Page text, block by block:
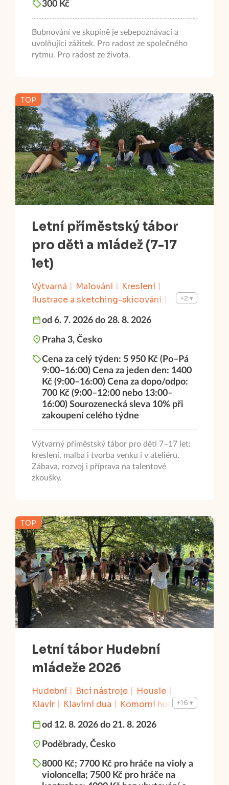
300 Kč
Bubnování ve skupině je sebepoznávací a
uvolňující zážitek. Pro radost ze společného
rytmu. Pro radost ze života.
TOP
Letní příměstský tábor
pro děti a mládež (7-17
let)
Výtvarná Malování
Kreslení
Ilustrace a sketching-skicování
Příprava na výtvarné talentové zkoušky
od 7 let do 17 let
+2
od 6. 7. 2026 do 28. 8. 2026
Praha 3, Česko
Cena za celý týden: 5 950 Kč (Po–Pá
9:00–16:00) Cena za jeden den: 1400
Kč (9:00–16:00) Cena za dopo/odpo:
700 Kč (9:00–12:00 nebo 13:00–
16:00) Sourozenecká sleva 10% při
zakoupení celého týdne
Výtvarný příměstský tábor pro děti 7–17 let:
kreslení, malba i tvorba venku i v ateliéru.
Zábava, rozvoj i příprava na talentové
zkoušky.
TOP
Letní tábor Hudební
mládeže 2026
Hudební Bicí nástroje
Housle
Klavír
Klavírní dua
Komorní hudba
Kontrabas
Sbory
Skladatelská
Viola
Violoncello Zpěv
Taneční
Výtvarná
Malování
Multimediální
Fotografie
Literárně dramatický
+16
od 12. 8. 2026 do 21. 8. 2026
Poděbrady, Česko
8000 Kč; 7700 Kč pro hráče na violy a
violoncella; 7500 Kč pro hráče na